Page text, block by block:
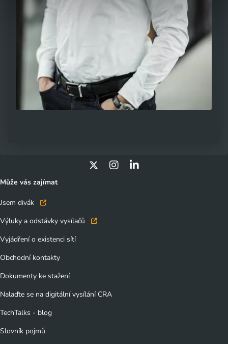
Může vás zajímat
Jsem divák
Výluky a odstávky vysílačů
Vyjádření o existenci sítí
Obchodní kontakty
Dokumenty ke stažení
Nalaďte se na digitální vysílání CRA
TechTalks - blog
Slovník pojmů